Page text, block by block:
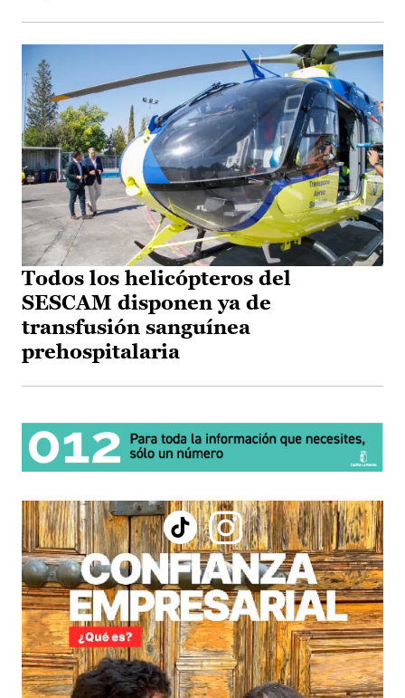
Todos los helicópteros del
SESCAM disponen ya de
transfusión sanguínea
prehospitalaria